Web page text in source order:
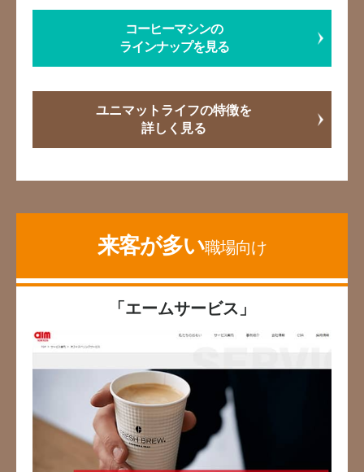
コーヒーマシンの
ラインナップを見る
ユニマットライフの特徴を
詳しく見る
来客が多い職場向け
「エームサービス」